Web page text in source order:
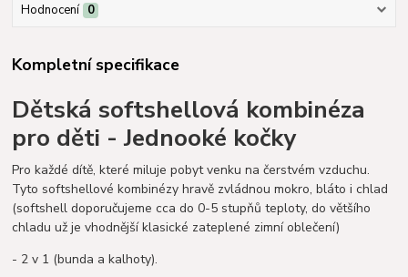
Hodnocení 0
Kompletní specifikace
Dětská softshellová kombinéza
pro děti - Jednooké kočky
Pro každé dítě, které miluje pobyt venku na čerstvém vzduchu.
Tyto softshellové kombinézy hravě zvládnou mokro, bláto i chlad
(softshell doporučujeme cca do 0-5 stupňů teploty, do většího
chladu už je vhodnější klasické zateplené zimní oblečení)
- 2 v 1 (bunda a kalhoty).